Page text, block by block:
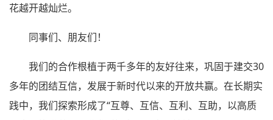
花越开越灿烂。
同事们、朋友们！
我们的合作根植于两千多年的友好往来，巩固于建交30
多年的团结互信，发展于新时代以来的开放共赢。在长期实
践中，我们探索形成了“互尊、互信、互利、互助，以高质